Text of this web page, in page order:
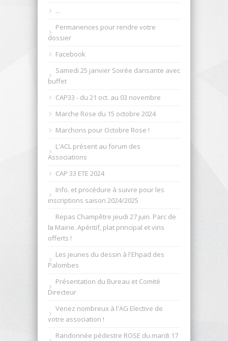
...
Permanences pour rendre votre
dossier
Facebook
Samedi 25 janvier Soirée dansante avec
buffet
CAP33 - du 21 oct. au 03 novembre
Marche Rose du 15 octobre 2024
Marchons pour Octobre Rose !
L'ACL présent au forum des
Associations
CAP 33 ETE 2024
Info. et procédure à suivre pour les
inscriptions saison 2024/2025
Repas Champêtre jeudi 27 juin. Parc de
la Mairie. Apéritif, plat principal et vins
offerts !
Les jeunes du dessin à l'Ehpad des
Palombes
Présentation du Bureau et Comité
Directeur
Venez nombreux à l'AG Elective de
votre association !
Randonnée pédestre ROSE du mardi 17